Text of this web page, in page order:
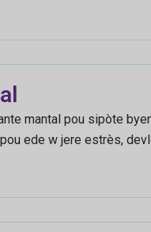
mantal pou sipòte
ede w jere estrès,